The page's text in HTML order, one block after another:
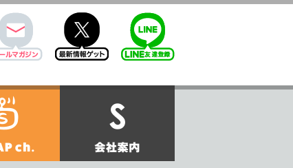
twitter
会社案内